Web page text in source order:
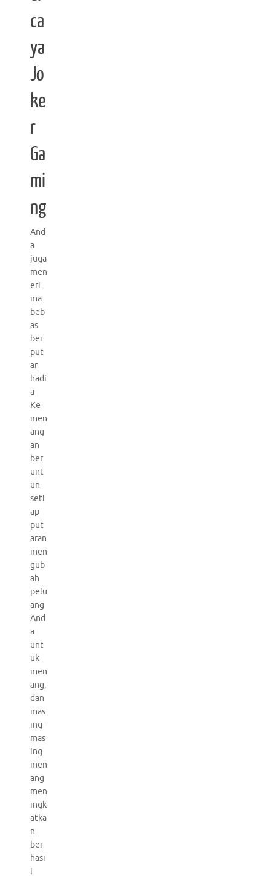
ca
ya
Jo
ke
r
Ga
mi
ng
And
a
juga
men
eri
ma
beb
as
ber
put
ar
hadi
a
Ke
men
ang
an
ber
unt
un
seti
ap
put
aran
men
gub
ah
pelu
ang
And
a
unt
uk
men
ang,
dan
mas
ing-
mas
ing
men
ang
men
ingk
atka
n
ber
hasi
l